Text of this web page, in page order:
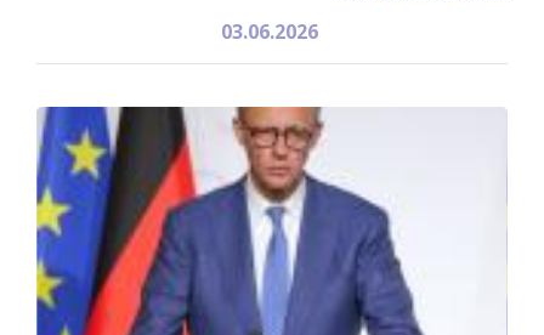
03.06.2026